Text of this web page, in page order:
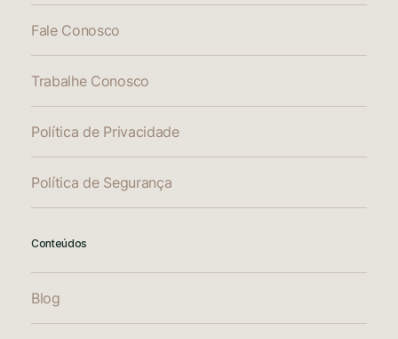
Fale Conosco
Trabalhe Conosco
Política de Privacidade
Política de Segurança
Conteúdos
Blog